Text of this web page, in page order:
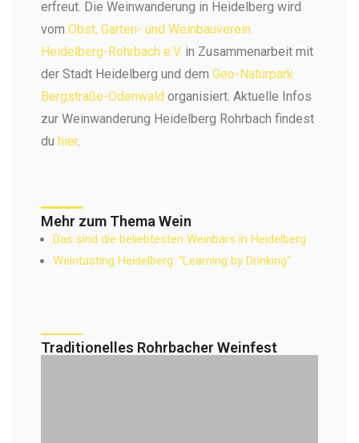
erfreut. Die Weinwanderung in Heidelberg wird
vom Obst, Garten- und Weinbauverein
Heidelberg-Rohrbach e.V. in Zusammenarbeit mit
der Stadt Heidelberg und dem Geo-Naturpark
Bergstraße-Odenwald organisiert. Aktuelle Infos
zur Weinwanderung Heidelberg Rohrbach findest
du hier.
Mehr zum Thema Wein
Das sind die beliebtesten Weinbars in Heidelberg
Weintasting Heidelberg: “Learning by Drinking”
Traditionelles Rohrbacher Weinfest